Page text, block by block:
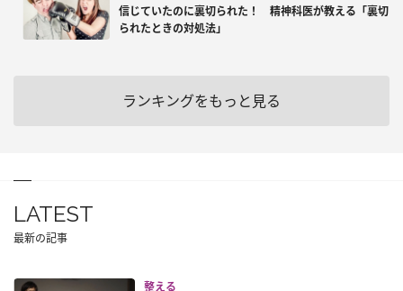
信じていたのに裏切られた！ 精神科医が教える「裏切
られたときの対処法」
ランキングをもっと見る
LATEST
最新の記事
整える